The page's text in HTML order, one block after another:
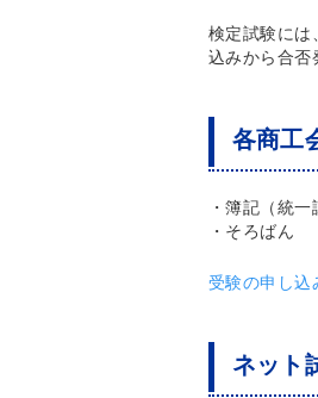
検定試験には
込みから合否
各商工
・簿記（統
・そろばん
受験の申し込
ネット